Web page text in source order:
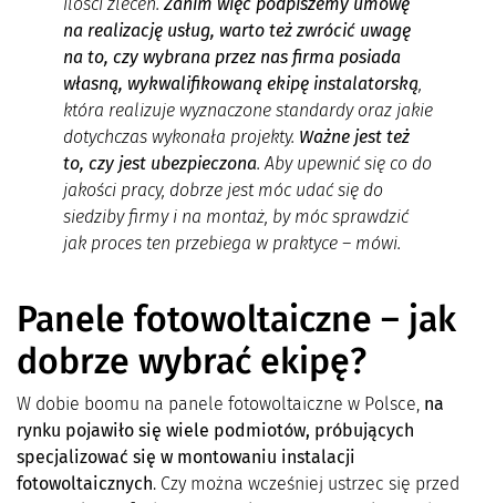
na realizację usług, warto też zwrócić uwagę
na to, czy wybrana przez nas firma posiada
własną, wykwalifikowaną ekipę instalatorską,
która realizuje wyznaczone standardy oraz jakie
dotychczas wykonała projekty. Ważne jest też
to, czy jest ubezpieczona. Aby upewnić się co do
jakości pracy, dobrze jest móc udać się do
siedziby firmy i na montaż, by móc sprawdzić
jak proces ten przebiega w praktyce – mówi.
Panele fotowoltaiczne – jak
dobrze wybrać ekipę?
W dobie boomu na panele fotowoltaiczne w Polsce, na
rynku pojawiło się wiele podmiotów, próbujących
specjalizować się w montowaniu instalacji
fotowoltaicznych. Czy można wcześniej ustrzec się przed